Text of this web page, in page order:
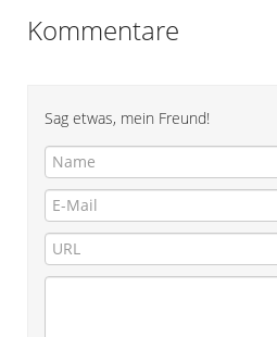
Kommentare
Sag etwas, mein Freund!